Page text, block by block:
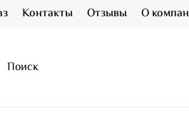
Контакты Отзывы О